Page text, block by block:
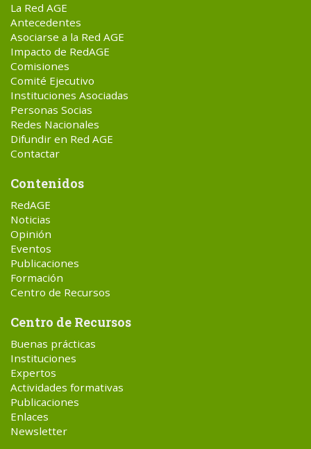
La Red AGE
Antecedentes
Asociarse a la Red AGE
Impacto de RedAGE
Comisiones
Comité Ejecutivo
Instituciones Asociadas
Personas Socias
Redes Nacionales
Difundir en Red AGE
Contactar
Contenidos
RedAGE
Noticias
Opinión
Eventos
Publicaciones
Formación
Centro de Recursos
Centro de Recursos
Buenas prácticas
Instituciones
Expertos
Actividades formativas
Publicaciones
Enlaces
Newsletter